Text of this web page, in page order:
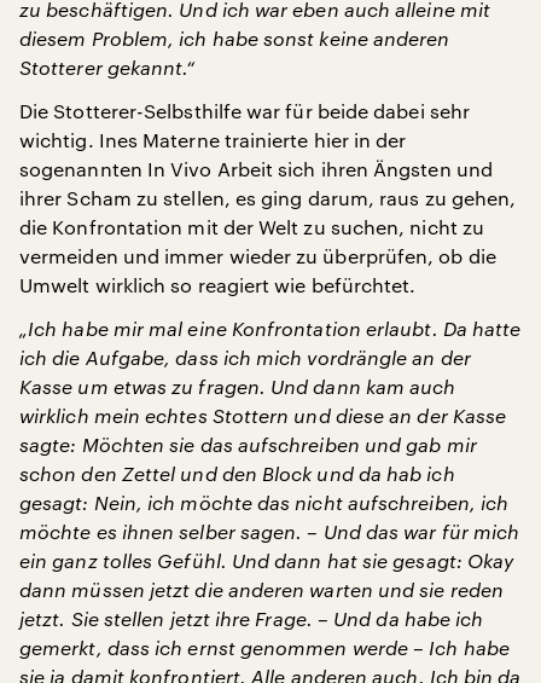
zu beschäftigen. Und ich war eben auch alleine mit
diesem Problem, ich habe sonst keine anderen
Stotterer gekannt.“
Die Stotterer-Selbsthilfe war für beide dabei sehr
wichtig. Ines Materne trainierte hier in der
sogenannten In Vivo Arbeit sich ihren Ängsten und
ihrer Scham zu stellen, es ging darum, raus zu gehen,
die Konfrontation mit der Welt zu suchen, nicht zu
vermeiden und immer wieder zu überprüfen, ob die
Umwelt wirklich so reagiert wie befürchtet.
„Ich habe mir mal eine Konfrontation erlaubt. Da hatte
ich die Aufgabe, dass ich mich vordrängle an der
Kasse um etwas zu fragen. Und dann kam auch
wirklich mein echtes Stottern und diese an der Kasse
sagte: Möchten sie das aufschreiben und gab mir
schon den Zettel und den Block und da hab ich
gesagt: Nein, ich möchte das nicht aufschreiben, ich
möchte es ihnen selber sagen. – Und das war für mich
ein ganz tolles Gefühl. Und dann hat sie gesagt: Okay
dann müssen jetzt die anderen warten und sie reden
jetzt. Sie stellen jetzt ihre Frage. – Und da habe ich
gemerkt, dass ich ernst genommen werde – Ich habe
sie ja damit konfrontiert. Alle anderen auch. Ich bin da